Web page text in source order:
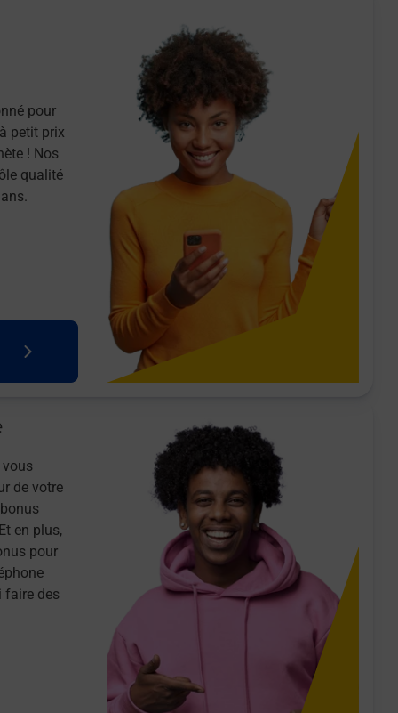
pour
petit prix
! Nos
qualité
vous
de votre
en plus,
pour
faire des